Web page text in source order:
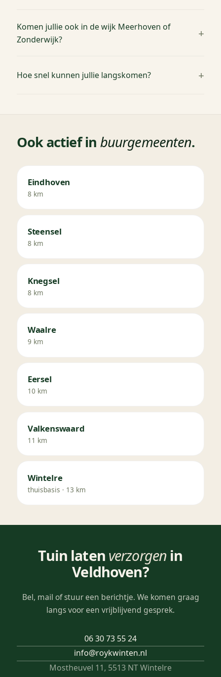
Komen jullie ook in de wijk Meerhoven of
Zonderwijk?
Hoe snel kunnen jullie langskomen?
Ook actief in buurgemeenten.
Eindhoven
8 km
Steensel
8 km
Knegsel
8 km
Waalre
9 km
Eersel
10 km
Valkenswaard
11 km
Wintelre
thuisbasis · 13 km
Tuin laten verzorgen in
Veldhoven?
Bel, mail of stuur een berichtje. We komen graag
langs voor een vrijblijvend gesprek.
06 30 73 55 24
info@roykwinten.nl
Mostheuvel 11, 5513 NT Wintelre